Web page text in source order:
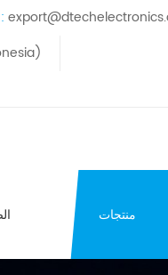
البريد الإلكتروني :
منتجات